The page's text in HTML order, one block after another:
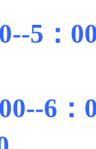
5：
6：